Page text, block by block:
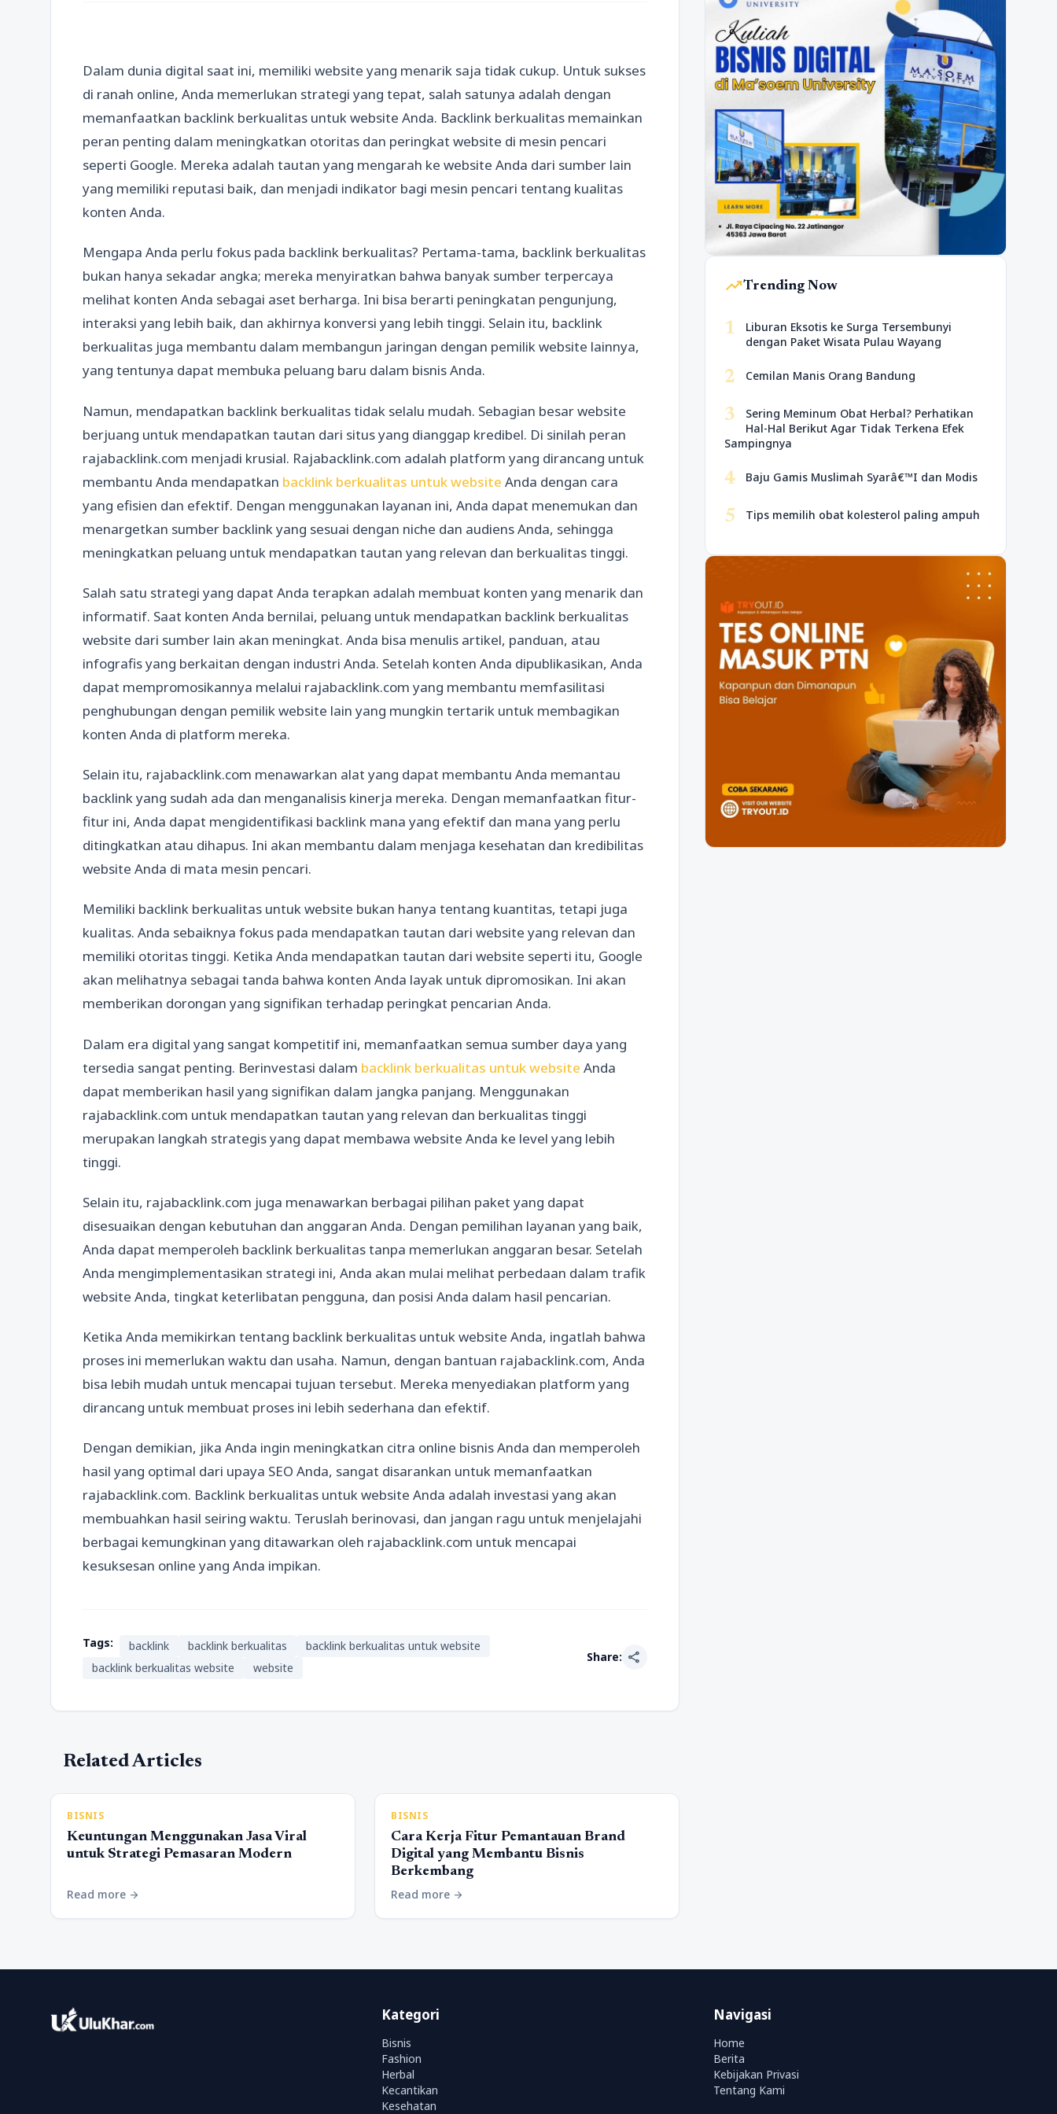
Dalam dunia digital saat ini, memiliki website yang menarik saja tidak cukup. Untuk sukses
di ranah online, Anda memerlukan strategi yang tepat, salah satunya adalah dengan
memanfaatkan backlink berkualitas untuk website Anda. Backlink berkualitas memainkan
peran penting dalam meningkatkan otoritas dan peringkat website di mesin pencari
seperti Google. Mereka adalah tautan yang mengarah ke website Anda dari sumber lain
yang memiliki reputasi baik, dan menjadi indikator bagi mesin pencari tentang kualitas
konten Anda.
Mengapa Anda perlu fokus pada backlink berkualitas? Pertama-tama, backlink berkualitas
bukan hanya sekadar angka; mereka menyiratkan bahwa banyak sumber terpercaya
melihat konten Anda sebagai aset berharga. Ini bisa berarti peningkatan pengunjung,
interaksi yang lebih baik, dan akhirnya konversi yang lebih tinggi. Selain itu, backlink
berkualitas juga membantu dalam membangun jaringan dengan pemilik website lainnya,
yang tentunya dapat membuka peluang baru dalam bisnis Anda.
Namun, mendapatkan backlink berkualitas tidak selalu mudah. Sebagian besar website
berjuang untuk mendapatkan tautan dari situs yang dianggap kredibel. Di sinilah peran
rajabacklink.com menjadi krusial. Rajabacklink.com adalah platform yang dirancang untuk
membantu Anda mendapatkan backlink berkualitas untuk website Anda dengan cara
yang efisien dan efektif. Dengan menggunakan layanan ini, Anda dapat menemukan dan
menargetkan sumber backlink yang sesuai dengan niche dan audiens Anda, sehingga
meningkatkan peluang untuk mendapatkan tautan yang relevan dan berkualitas tinggi.
Salah satu strategi yang dapat Anda terapkan adalah membuat konten yang menarik dan
informatif. Saat konten Anda bernilai, peluang untuk mendapatkan backlink berkualitas
website dari sumber lain akan meningkat. Anda bisa menulis artikel, panduan, atau
infografis yang berkaitan dengan industri Anda. Setelah konten Anda dipublikasikan, Anda
dapat mempromosikannya melalui rajabacklink.com yang membantu memfasilitasi
penghubungan dengan pemilik website lain yang mungkin tertarik untuk membagikan
konten Anda di platform mereka.
Selain itu, rajabacklink.com menawarkan alat yang dapat membantu Anda memantau
backlink yang sudah ada dan menganalisis kinerja mereka. Dengan memanfaatkan fitur-
fitur ini, Anda dapat mengidentifikasi backlink mana yang efektif dan mana yang perlu
ditingkatkan atau dihapus. Ini akan membantu dalam menjaga kesehatan dan kredibilitas
website Anda di mata mesin pencari.
Memiliki backlink berkualitas untuk website bukan hanya tentang kuantitas, tetapi juga
kualitas. Anda sebaiknya fokus pada mendapatkan tautan dari website yang relevan dan
memiliki otoritas tinggi. Ketika Anda mendapatkan tautan dari website seperti itu, Google
akan melihatnya sebagai tanda bahwa konten Anda layak untuk dipromosikan. Ini akan
memberikan dorongan yang signifikan terhadap peringkat pencarian Anda.
Dalam era digital yang sangat kompetitif ini, memanfaatkan semua sumber daya yang
tersedia sangat penting. Berinvestasi dalam backlink berkualitas untuk website Anda
dapat memberikan hasil yang signifikan dalam jangka panjang. Menggunakan
rajabacklink.com untuk mendapatkan tautan yang relevan dan berkualitas tinggi
merupakan langkah strategis yang dapat membawa website Anda ke level yang lebih
tinggi.
Selain itu, rajabacklink.com juga menawarkan berbagai pilihan paket yang dapat
disesuaikan dengan kebutuhan dan anggaran Anda. Dengan pemilihan layanan yang baik,
Anda dapat memperoleh backlink berkualitas tanpa memerlukan anggaran besar. Setelah
Anda mengimplementasikan strategi ini, Anda akan mulai melihat perbedaan dalam trafik
website Anda, tingkat keterlibatan pengguna, dan posisi Anda dalam hasil pencarian.
Ketika Anda memikirkan tentang backlink berkualitas untuk website Anda, ingatlah bahwa
proses ini memerlukan waktu dan usaha. Namun, dengan bantuan rajabacklink.com, Anda
bisa lebih mudah untuk mencapai tujuan tersebut. Mereka menyediakan platform yang
dirancang untuk membuat proses ini lebih sederhana dan efektif.
Dengan demikian, jika Anda ingin meningkatkan citra online bisnis Anda dan memperoleh
hasil yang optimal dari upaya SEO Anda, sangat disarankan untuk memanfaatkan
rajabacklink.com. Backlink berkualitas untuk website Anda adalah investasi yang akan
membuahkan hasil seiring waktu. Teruslah berinovasi, dan jangan ragu untuk menjelajahi
berbagai kemungkinan yang ditawarkan oleh rajabacklink.com untuk mencapai
kesuksesan online yang Anda impikan.
Tags: backlink backlink berkualitas
backlink berkualitas untuk website
backlink berkualitas website
website
Share: share
Related Articles
BISNIS
Keuntungan Menggunakan Jasa Viral
untuk Strategi Pemasaran Modern
Read more arrow_forward
BISNIS
Cara Kerja Fitur Pemantauan Brand
Digital yang Membantu Bisnis
Berkembang
Read more arrow_forward
trending_upTrending Now
1
Liburan Eksotis ke Surga Tersembunyi
dengan Paket Wisata Pulau Wayang
2 Cemilan Manis Orang Bandung
3
Sering Meminum Obat Herbal? Perhatikan
Hal-Hal Berikut Agar Tidak Terkena Efek
Sampingnya
4 Baju Gamis Muslimah Syarâ€™I dan Modis
5 Tips memilih obat kolesterol paling ampuh
Kategori
Bisnis
Fashion
Herbal
Kecantikan
Kesehatan
Navigasi
Home
Berita
Kebijakan Privasi
Tentang Kami